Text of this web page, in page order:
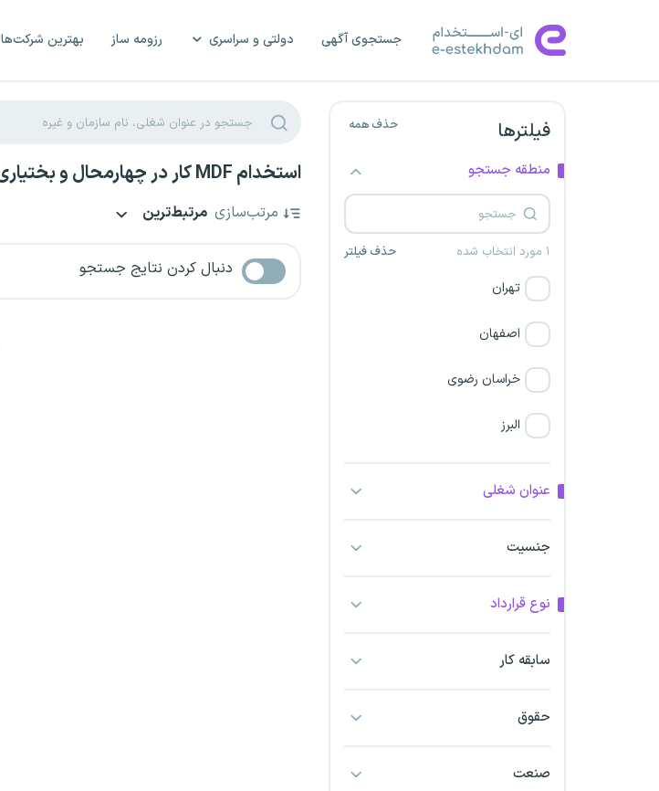
جستجوی آگهی دولتی و سراسری رزومه ساز بهترین شرکت‌ها
فیلترها حذف همه
منطقه جستجو
۱ مورد انتخاب شده حذف فیلتر
تهران
اصفهان
خراسان رضوی
البرز
اراک
اردبیل
عنوان شغلی
جنسیت
نوع قرارداد
سابقه کار
حقوق
صنعت
استخدام MDF کار در چهارمحال و بختیاری بصورت کارآموزی
مرتب‌سازی مرتبط‌ترین
دنبال کردن نتایج جستجو